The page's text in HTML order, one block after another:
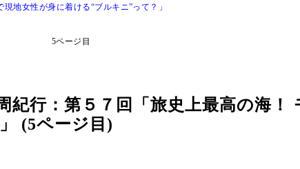
地女性が身に着ける“ブルキニ”って？」
5ページ目
紀行：第５７回「旅史上最高の海！
(5ページ目)